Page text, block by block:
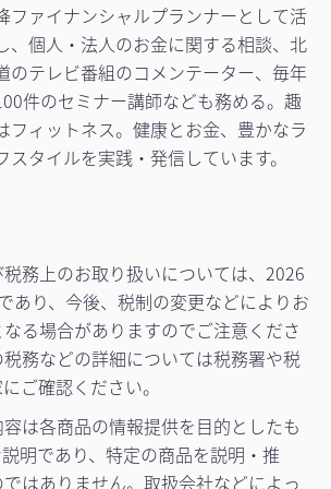
ファイナンシャルプランナーとして活
、個人・法人のお金に関する相談、北
のテレビ番組のコメンテーター、毎年
件のセミナー講師なども務める。趣
フィットネス。健康とお金、豊かなラ
スタイルを実践・発信しています。
務上のお取り扱いについては、2026
あり、今後、税制の変更などによりお
る場合がありますのでご注意くださ
務などの詳細については税務署や税
ご確認ください。
は各商品の情報提供を目的としたも
明であり、特定の商品を説明・推
はありません。取扱会社などによっ